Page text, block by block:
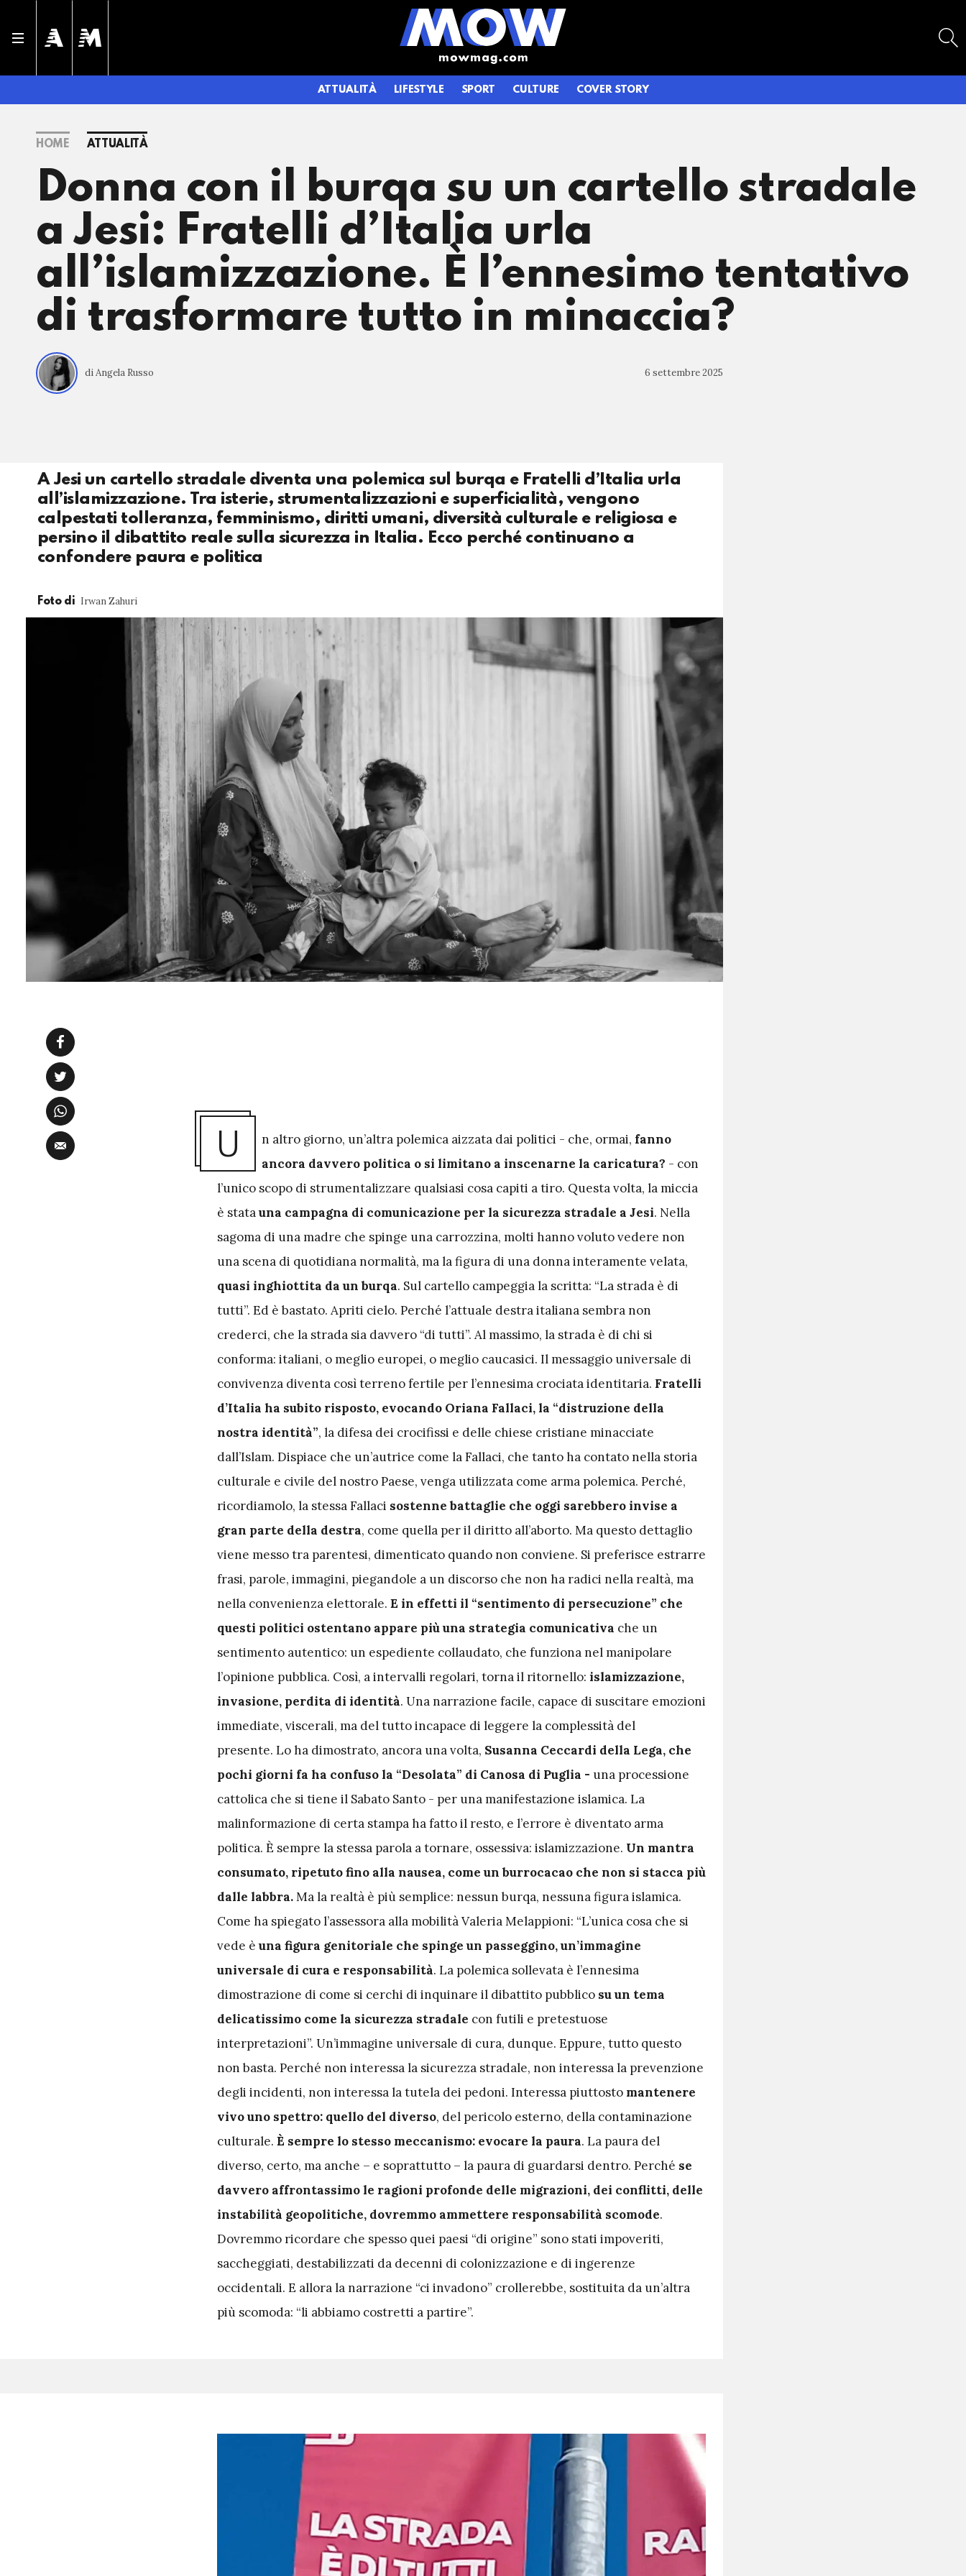
ATTUALITÀ LIFESTYLE SPORT CULTURE COVER STORY
HOME ATTUALITÀ
Donna con il burqa su un cartello stradale
a Jesi: Fratelli d’Italia urla
all’islamizzazione. È l’ennesimo tentativo
di trasformare tutto in minaccia?
di Angela Russo 6 settembre 2025
A Jesi un cartello stradale diventa una polemica sul burqa e Fratelli d’Italia urla
all’islamizzazione. Tra isterie, strumentalizzazioni e superficialità, vengono
calpestati tolleranza, femminismo, diritti umani, diversità culturale e religiosa e
persino il dibattito reale sulla sicurezza in Italia. Ecco perché continuano a
confondere paura e politica
Foto di Irwan Zahuri
U n altro giorno, un’altra polemica aizzata dai politici - che, ormai, fanno
ancora davvero politica o si limitano a inscenarne la caricatura? - con
l’unico scopo di strumentalizzare qualsiasi cosa capiti a tiro. Questa volta, la miccia
è statauna campagna di comunicazione per la sicurezza stradale a Jesi. Nella
sagoma di una madre che spinge una carrozzina, molti hanno voluto vedere non
una scena di quotidiana normalità, ma la figura di una donna interamente velata,
quasi inghiottita da un burqa. Sul cartello campeggia la scritta: “La strada è di
tutti”. Ed è bastato. Apriti cielo. Perché l’attuale destra italiana sembra non
crederci, che la strada sia davvero “di tutti”. Al massimo, la strada è di chi si
conforma: italiani, o meglio europei, o meglio caucasici. Il messaggio universale di
convivenza diventa così terreno fertile per l’ennesima crociata identitaria. Fratelli
d’Italia ha subito risposto, evocando Oriana Fallaci, la “distruzione della
nostra identità”, la difesa dei crocifissi e delle chiese cristiane minacciate
dall’Islam. Dispiace che un’autrice come la Fallaci, che tanto ha contato nella storia
culturale e civile del nostro Paese, venga utilizzata come arma polemica. Perché,
ricordiamolo, la stessa Fallaci sostenne battaglie che oggi sarebbero invise a
gran parte della destra, come quella per il diritto all’aborto. Ma questo dettaglio
viene messo tra parentesi, dimenticato quando non conviene. Si preferisce estrarre
frasi, parole, immagini, piegandole a un discorso che non ha radici nella realtà, ma
nella convenienza elettorale. E in effetti il “sentimento di persecuzione” che
questi politici ostentano appare più una strategia comunicativa che un
sentimento autentico: un espediente collaudato, che funziona nel manipolare
l’opinione pubblica. Così, a intervalli regolari, torna il ritornello: islamizzazione,
invasione, perdita di identità. Una narrazione facile, capace di suscitare emozioni
immediate, viscerali, ma del tutto incapace di leggere la complessità del
presente. Lo ha dimostrato, ancora una volta, Susanna Ceccardi della Lega, che
pochi giorni fa ha confuso la “Desolata” di Canosa di Puglia - una processione
cattolica che si tiene il Sabato Santo - per una manifestazione islamica. La
malinformazione di certa stampa ha fatto il resto, e l’errore è diventato arma
politica. È sempre la stessa parola a tornare, ossessiva: islamizzazione. Un mantra
consumato, ripetuto fino alla nausea, come un burrocacao che non si stacca più
dalle labbra.Ma la realtà è più semplice: nessun burqa, nessuna figura islamica.
Come ha spiegato l’assessora alla mobilità Valeria Melappioni: “L’unica cosa che si
vede èuna figura genitoriale che spinge un passeggino, un’immagine
universale di cura e responsabilità. La polemica sollevata è l’ennesima
dimostrazione di come si cerchi di inquinare il dibattito pubblico su un tema
delicatissimo come la sicurezza stradale con futili e pretestuose
interpretazioni”. Un’immagine universale di cura, dunque. Eppure, tutto questo
non basta. Perché non interessa la sicurezza stradale, non interessa la prevenzione
degli incidenti, non interessa la tutela dei pedoni. Interessa piuttosto mantenere
vivo uno spettro: quello del diverso, del pericolo esterno, della contaminazione
culturale. È sempre lo stesso meccanismo: evocare la paura. La paura del
diverso, certo, ma anche – e soprattutto – la paura di guardarsi dentro. Perché se
davvero affrontassimo le ragioni profonde delle migrazioni, dei conflitti, delle
instabilità geopolitiche, dovremmo ammettere responsabilità scomode.
Dovremmo ricordare che spesso quei paesi “di origine” sono stati impoveriti,
saccheggiati, destabilizzati da decenni di colonizzazione e di ingerenze
occidentali. E allora la narrazione “ci invadono” crollerebbe, sostituita da un’altra
più scomoda: “li abbiamo costretti a partire”.